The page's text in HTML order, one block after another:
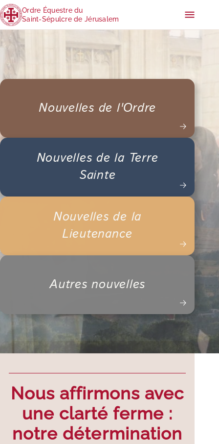
Ordre Équestre du
Saint-Sépulcre de Jérusalem
Nouvelles de l'Ordre
Nouvelles de la Terre
Sainte
Nouvelles de la
Lieutenance
Autres nouvelles
Nous affirmons avec
une clarté ferme :
notre détermination